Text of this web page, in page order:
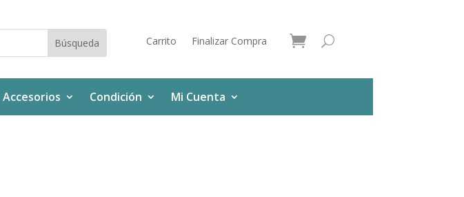
Carrito Finalizar Compra
Accesorios Condición Mi Cuenta